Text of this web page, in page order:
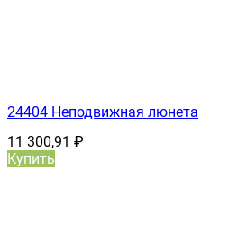
24404 Неподвижная люнета
11 300,91 ₽
Купить